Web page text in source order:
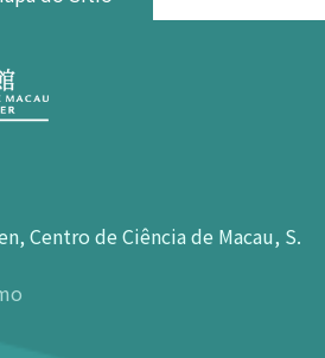
line
Descontos
Centro de Ciência de Macau, S.